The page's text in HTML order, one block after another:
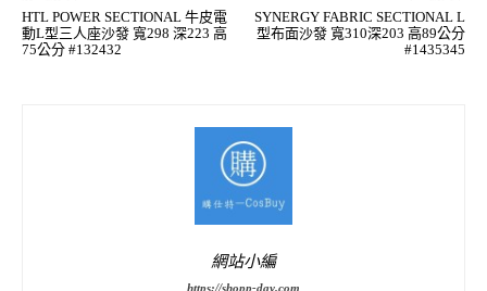
HTL POWER SECTIONAL 牛皮電
動L型三人座沙發 寬298 深223 高
75公分 #132432
SYNERGY FABRIC SECTIONAL L
型布面沙發 寬310深203 高89公分
#1435345
網站小編
https://shopp-day.com